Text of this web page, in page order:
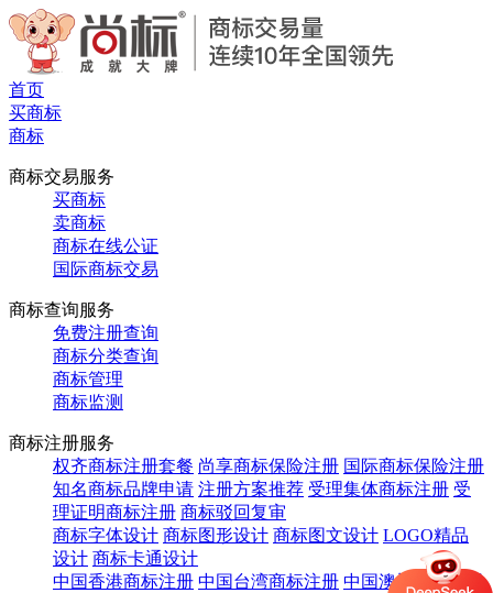
首页
买商标
商标
商标交易服务
买商标
卖商标
商标在线公证
国际商标交易
商标查询服务
免费注册查询
商标分类查询
商标管理
商标监测
商标注册服务
权齐商标注册套餐 尚享商标保险注册 国际商标保险注册
知名商标品牌申请 注册方案推荐 受理集体商标注册 受
理证明商标注册 商标驳回复审
商标字体设计 商标图形设计 商标图文设计 LOGO精品
设计 商标卡通设计
中国香港商标注册 中国台湾商标注册 中国澳门商标注册